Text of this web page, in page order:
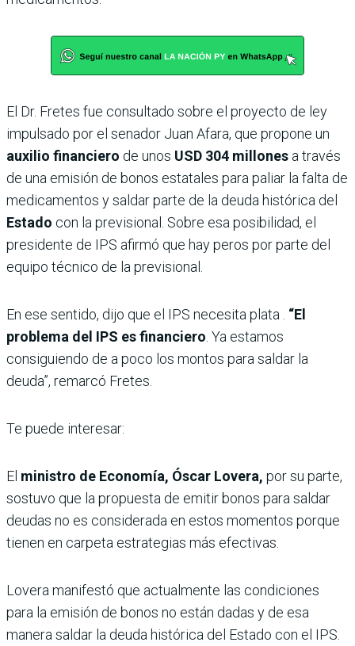
El Dr. Fretes fue consultado sobre el proyecto de ley
impulsado por el senador Juan Afara, que propone un
auxilio financiero de unos USD 304 millones a través
de una emisión de bonos estatales para paliar la falta de
medicamentos y saldar parte de la deuda histórica del
Estado con la previsional. Sobre esa posibilidad, el
presidente de IPS afirmó que hay peros por parte del
equipo técnico de la previsional.
En ese sentido, dijo que el IPS necesita plata . “El
problema del IPS es financiero. Ya estamos
consiguiendo de a poco los montos para saldar la
deuda”, remarcó Fretes.
Te puede interesar:
El ministro de Economía, Óscar Lovera, por su parte,
sostuvo que la propuesta de emitir bonos para saldar
deudas no es considerada en estos momentos porque
tienen en carpeta estrategias más efectivas.
Lovera manifestó que actualmente las condiciones
para la emisión de bonos no están dadas y de esa
manera saldar la deuda histórica del Estado con el IPS.